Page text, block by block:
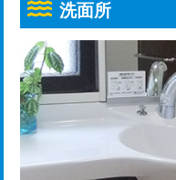
追加人工
廃棄・処分
※給水管工事は20mmま
給水管工事※（土の掘削
業)
給水管工事※（塩ビ管（
用/3ｍまで)
給水管工事※（塩ビ管（
用（追加）/3ｍ超え)
トーラー機使用/3mまで
追加トーラー機使用/3m超
カメラ調査
桝清掃
止水・漏水調査・防水処
洗面所